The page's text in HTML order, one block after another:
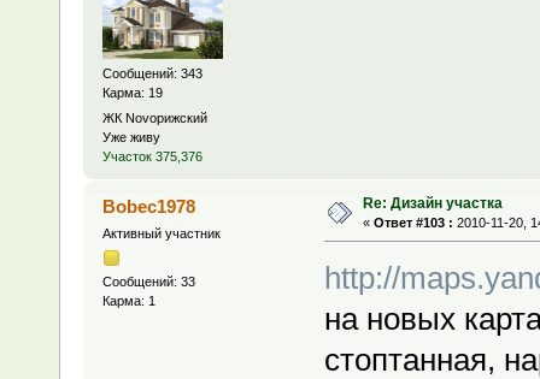
Сообщений: 343
Карма: 19
ЖК Novoрижский
Уже живу
Участок 375,376
Bobec1978
Активный участник
Сообщений: 33
Карма: 1
Re: Дизайн участка
« Ответ #103 : 2010-11-20,
http://
на новых
стоптанная,